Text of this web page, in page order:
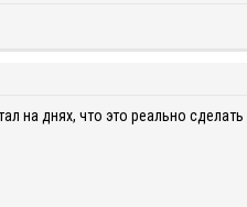
на днях, что это реально